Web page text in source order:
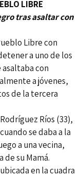
LIBRE
tras asaltarcon
Libre con
a uno de los
con
a jóvenes,
de la tercera
Ríos (33),
se daba a la
a una vecina,
de su Mamá.
en la cuadra